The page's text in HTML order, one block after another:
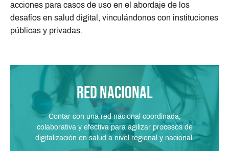
acciones para casos de uso en el abordaje de los
desafíos en salud digital, vinculándonos con instituciones
públicas y privadas.
Red Nacional
Contar con una red nacional coordinada,
colaborativa y efectiva para agilizar procesos de
digitalización en salud a nivel regional y nacional.